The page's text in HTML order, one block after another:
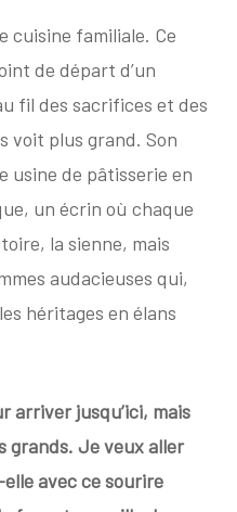
cuisine familiale. Ce
de départ d’un
fil des sacrifices et des
voit plus grand. Son
usine de pâtisserie en
un écrin où chaque
la sienne, mais
audacieuses qui,
héritages en élans
arriver jusqu’ici, mais
grands. Je veux aller
avec ce sourire